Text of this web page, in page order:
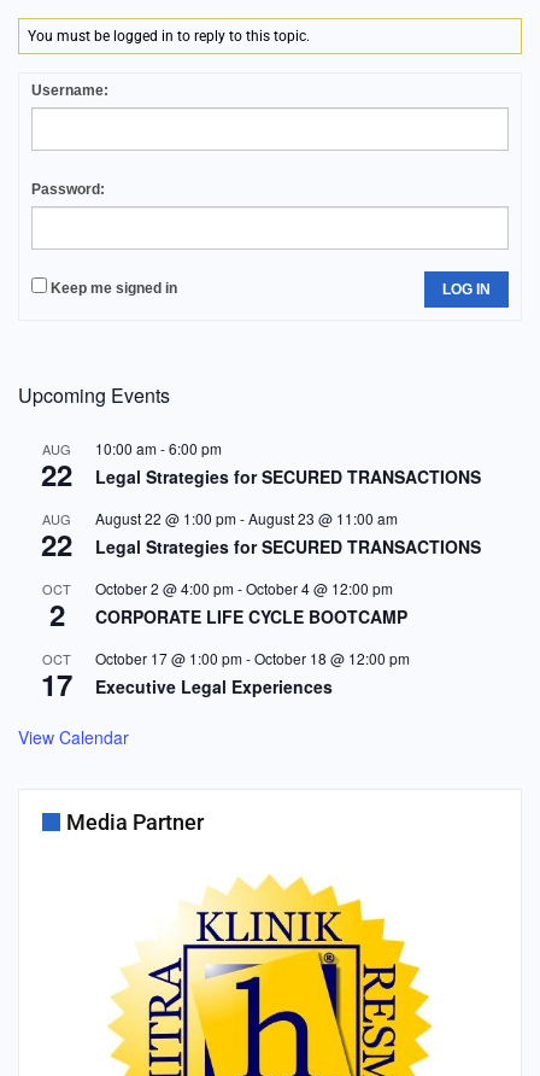
You must be logged in to reply to this topic.
Username:
Password:
Keep me signed in LOG IN
Upcoming Events
AUG
22
10:00 am-6:00 pm
Legal Strategies for SECURED TRANSACTIONS
AUG
22
August 22 @ 1:00 pm-August 23 @ 11:00 am
Legal Strategies for SECURED TRANSACTIONS
OCT
2
October 2 @ 4:00 pm-October 4 @ 12:00 pm
CORPORATE LIFE CYCLE BOOTCAMP
OCT
17
October 17 @ 1:00 pm-October 18 @ 12:00 pm
Executive Legal Experiences
View Calendar
Media Partner